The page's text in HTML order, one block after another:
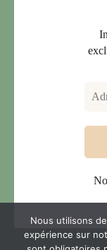
Nous utilisons
expérience sur